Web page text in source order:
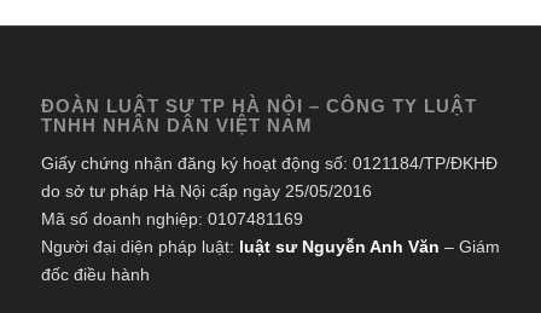
ĐOÀN LUẬT SƯ TP HÀ NỘI – CÔNG TY LUẬT
TNHH NHÂN DÂN VIỆT NAM
Giấy chứng nhận đăng ký hoạt động số: 0121184/TP/ĐKHĐ
do sở tư pháp Hà Nội cấp ngày 25/05/2016
Mã số doanh nghiệp: 0107481169
Người đại diện pháp luật: luật sư Nguyễn Anh Văn – Giám
đốc điều hành